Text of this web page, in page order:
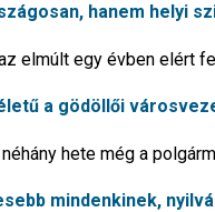
hanem helyi
elmúlt egy évben elért
a gödöllői
hete még a
mindenkinek,